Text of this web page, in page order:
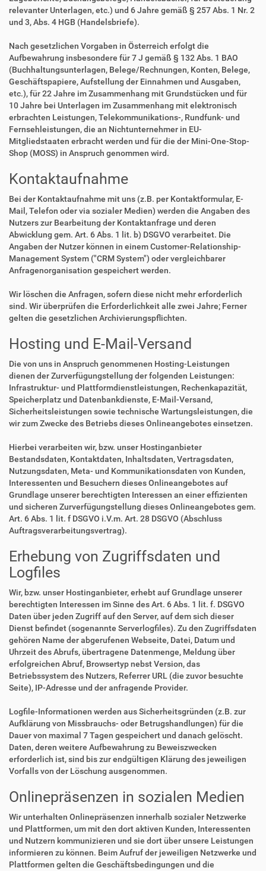
relevanter Unterlagen, etc.) und 6 Jahre gemäß § 257 Abs. 1 Nr. 2
und 3, Abs. 4 HGB (Handelsbriefe).
Nach gesetzlichen Vorgaben in Österreich erfolgt die
Aufbewahrung insbesondere für 7 J gemäß § 132 Abs. 1 BAO
(Buchhaltungsunterlagen, Belege/Rechnungen, Konten, Belege,
Geschäftspapiere, Aufstellung der Einnahmen und Ausgaben,
etc.), für 22 Jahre im Zusammenhang mit Grundstücken und für
10 Jahre bei Unterlagen im Zusammenhang mit elektronisch
erbrachten Leistungen, Telekommunikations-, Rundfunk- und
Fernsehleistungen, die an Nichtunternehmer in EU-
Mitgliedstaaten erbracht werden und für die der Mini-One-Stop-
Shop (MOSS) in Anspruch genommen wird.
Kontaktaufnahme
Bei der Kontaktaufnahme mit uns (z.B. per Kontaktformular, E-
Mail, Telefon oder via sozialer Medien) werden die Angaben des
Nutzers zur Bearbeitung der Kontaktanfrage und deren
Abwicklung gem. Art. 6 Abs. 1 lit. b) DSGVO verarbeitet. Die
Angaben der Nutzer können in einem Customer-Relationship-
Management System ("CRM System") oder vergleichbarer
Anfragenorganisation gespeichert werden.
Wir löschen die Anfragen, sofern diese nicht mehr erforderlich
sind. Wir überprüfen die Erforderlichkeit alle zwei Jahre; Ferner
gelten die gesetzlichen Archivierungspflichten.
Hosting und E-Mail-Versand
Die von uns in Anspruch genommenen Hosting-Leistungen
dienen der Zurverfügungstellung der folgenden Leistungen:
Infrastruktur- und Plattformdienstleistungen, Rechenkapazität,
Speicherplatz und Datenbankdienste, E-Mail-Versand,
Sicherheitsleistungen sowie technische Wartungsleistungen, die
wir zum Zwecke des Betriebs dieses Onlineangebotes einsetzen.
Hierbei verarbeiten wir, bzw. unser Hostinganbieter
Bestandsdaten, Kontaktdaten, Inhaltsdaten, Vertragsdaten,
Nutzungsdaten, Meta- und Kommunikationsdaten von Kunden,
Interessenten und Besuchern dieses Onlineangebotes auf
Grundlage unserer berechtigten Interessen an einer effizienten
und sicheren Zurverfügungstellung dieses Onlineangebotes gem.
Art. 6 Abs. 1 lit. f DSGVO i.V.m. Art. 28 DSGVO (Abschluss
Auftragsverarbeitungsvertrag).
Erhebung von Zugriffsdaten und
Logfiles
Wir, bzw. unser Hostinganbieter, erhebt auf Grundlage unserer
berechtigten Interessen im Sinne des Art. 6 Abs. 1 lit. f. DSGVO
Daten über jeden Zugriff auf den Server, auf dem sich dieser
Dienst befindet (sogenannte Serverlogfiles). Zu den Zugriffsdaten
gehören Name der abgerufenen Webseite, Datei, Datum und
Uhrzeit des Abrufs, übertragene Datenmenge, Meldung über
erfolgreichen Abruf, Browsertyp nebst Version, das
Betriebssystem des Nutzers, Referrer URL (die zuvor besuchte
Seite), IP-Adresse und der anfragende Provider.
Logfile-Informationen werden aus Sicherheitsgründen (z.B. zur
Aufklärung von Missbrauchs- oder Betrugshandlungen) für die
Dauer von maximal 7 Tagen gespeichert und danach gelöscht.
Daten, deren weitere Aufbewahrung zu Beweiszwecken
erforderlich ist, sind bis zur endgültigen Klärung des jeweiligen
Vorfalls von der Löschung ausgenommen.
Onlinepräsenzen in sozialen Medien
Wir unterhalten Onlinepräsenzen innerhalb sozialer Netzwerke
und Plattformen, um mit den dort aktiven Kunden, Interessenten
und Nutzern kommunizieren und sie dort über unsere Leistungen
informieren zu können. Beim Aufruf der jeweiligen Netzwerke und
Plattformen gelten die Geschäftsbedingungen und die